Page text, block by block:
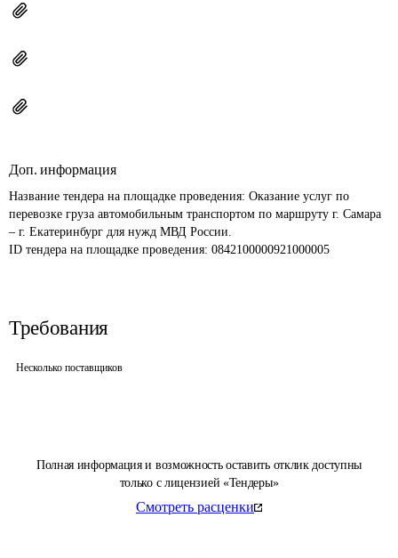
Полная информация и возможность оставить отклик доступны
только с лицензией «Тендеры»
Смотреть расценки
Доп. информация
Название тендера на площадке проведения: Оказание услуг по
перевозке груза автомобильным транспортом по маршруту г. Самара
– г. Екатеринбург для нужд МВД России.
ID тендера на площадке проведения: 0842100000921000005
Требования
Несколько поставщиков